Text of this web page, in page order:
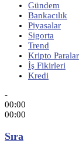
Gündem
Bankacılık
Piyasalar
Sigorta
Trend
Kripto Paralar
İş Fikirleri
Kredi
-
00:00
00:00
Sıra